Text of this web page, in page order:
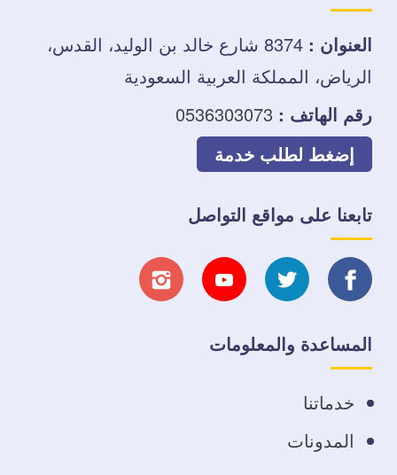
العنوان :
8374 شارع خالد بن الوليد، القدس،
الرياض، المملكة العربية السعودية
رقم الهاتف : 0536303073
إضغط لطلب خدمة
تابعنا على مواقع التواصل
تابعنا
على
فيسبوك
تابعنا
على
تابعنا تابعنا
المساعدة والمعلومات
خدماتنا
المدونات